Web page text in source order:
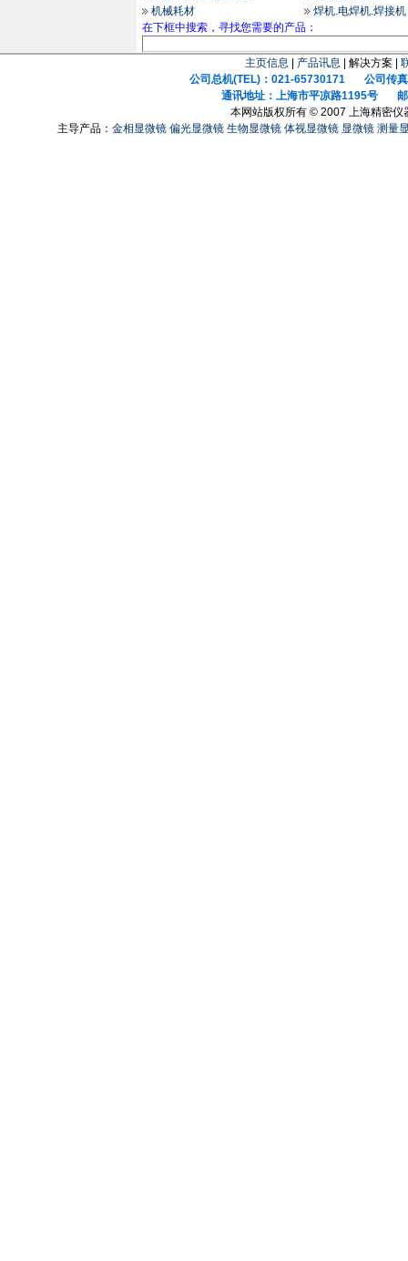
机械耗材
焊机.电焊机.焊接机
在下框中搜索，寻找您需要的产品：
主页信息 产品讯息 | 解决方案 |
公司总机(TEL)：021-65730171 公司传真
通讯地址：上海市平凉路1195号 邮
本网站版权所有 © 2007 上海精密仪
主导产品： 金相显微镜 偏光显微镜 生物显微镜 体视显微镜 显微镜 测量